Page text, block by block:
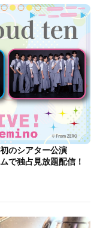
のシアター公演
で独占見放題配信！